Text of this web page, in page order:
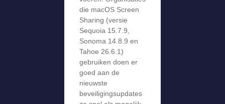
die macOS Screen
Sharing (versie
Sequoia 15.7.9,
Sonoma 14.8.9 en
Tahoe 26.6.1)
gebruiken doen er
goed aan de
nieuwste
beveiligingsupdates